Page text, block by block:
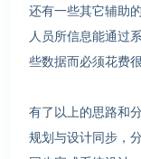
还有一些其它辅助
人员所信息能通过
些数据而必须花费
有了以上的思路和
规划与设计同步，